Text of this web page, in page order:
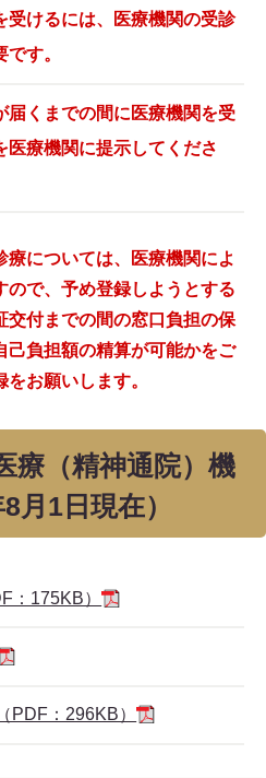
けるには、医療機関の受診
す。
くまでの間に医療機関を受
療機関に提示してくださ
については、医療機関によ
ので、予め登録しようとする
交付までの間の窓口負担の保
己負担額の精算が可能かをご
お願いします。
療（精神通院）機
月1日現在）
：175KB）
PDF：296KB）